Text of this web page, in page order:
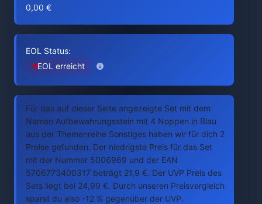
0,00 €
EOL Status:
EOL erreicht
Für das auf dieser Seite angezeigte Set mit dem
Namen Aufbewahrungsstein mit 4 Noppen in Blau
aus der Themenreihe Sonstiges haben wir für dich 2
Preise gefunden. Der niedrigste Preis für das Set
mit der Nummer 5006969 und der EAN
5706773400317 beträgt 21,9 €. Der UVP Preis des
Sets liegt bei 24,99 €. Durch unseren Preisvergleich
sparst du also -12 % gegenüber der UVP.